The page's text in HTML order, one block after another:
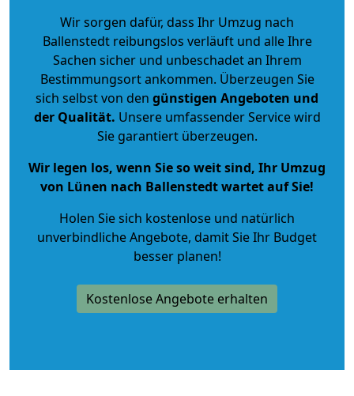
Wir sorgen dafür, dass Ihr Umzug nach
Ballenstedt reibungslos verläuft und alle Ihre
Sachen sicher und unbeschadet an Ihrem
Bestimmungsort ankommen. Überzeugen Sie
sich selbst von den günstigen Angeboten und
der Qualität. Unsere umfassender Service wird
Sie garantiert überzeugen.
Wir legen los, wenn Sie so weit sind, Ihr Umzug
von Lünen nach Ballenstedt wartet auf Sie!
Holen Sie sich kostenlose und natürlich
unverbindliche Angebote, damit Sie Ihr Budget
besser planen!
Kostenlose Angebote erhalten